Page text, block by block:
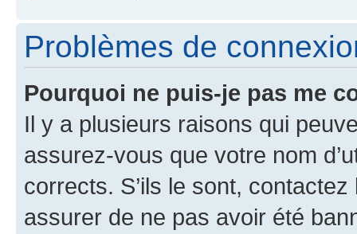
Problèmes de
Pourquoi ne puis-je pas me
Il y a plusieurs raisons qui
assurez-vous que votre nom
corrects. S’ils le sont,
assurer de ne pas avoir été